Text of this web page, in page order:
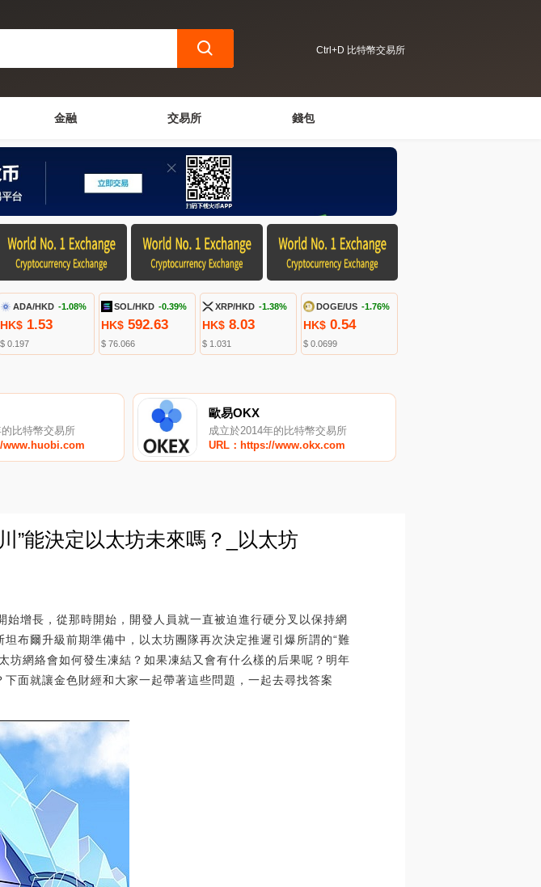
Ctrl+D 比特幣交易所
金融 交易所 錢包
ADA/HKD -1.08%
HK$1.53
$ 0.197
SOL/HKD -0.39%
HK$ 592.63
$ 76.066
XRP/HKD -1.38%
HK$ 8.03
$ 1.031
DOGE/US -1.76%
HK$ 0.54
$ 0.0699
比特幣交易所
www.huobi.com
歐易OKX
成立於2014年的比特幣交易所
URL：https://www.okx.com
”能決定以太坊未來嗎？_以太坊
增長，從那時開始，開發人員就一直被迫進行硬分叉以保持網
布爾升級前期準備中，以太坊團隊再次決定推遲引爆所謂的“難
坊網絡會如何發生凍結？如果凍結又會有什么樣的后果呢？明年
面就讓金色財經和大家一起帶著這些問題，一起去尋找答案